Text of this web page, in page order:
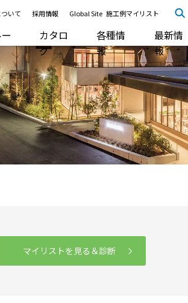
いて 採用情報 Global Site 施工例マイリスト
カタロ
グ
各種情
報
最新情
報
マイリストを見る＆診断